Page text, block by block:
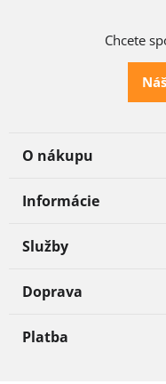
Chcete
O nákupu
Informácie
Služby
Doprava
Platba